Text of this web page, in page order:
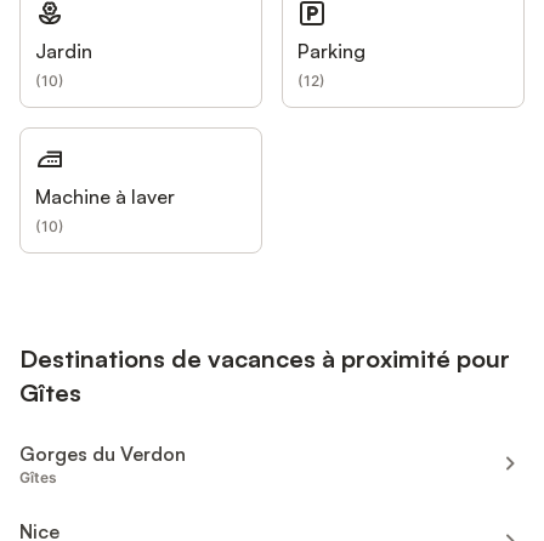
Jardin
(10)
Parking
(12)
Machine à laver
(10)
Destinations de vacances à proximité pour
Gîtes
Gorges du Verdon
Gîtes
Nice